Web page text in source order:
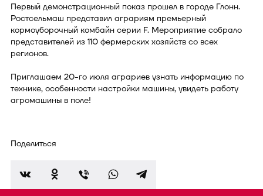
Первый демонстрационный показ прошел в городе Глонн.
Ростсельмаш представил аграриям премьерный
кормоуборочный комбайн серии F. Мероприятие собрало
представителей из 110 фермерских хозяйств со всех
регионов.
Приглашаем 20-го июля аграриев узнать информацию по
технике, особенности настройки машины, увидеть работу
агромашины в поле!
Поделиться